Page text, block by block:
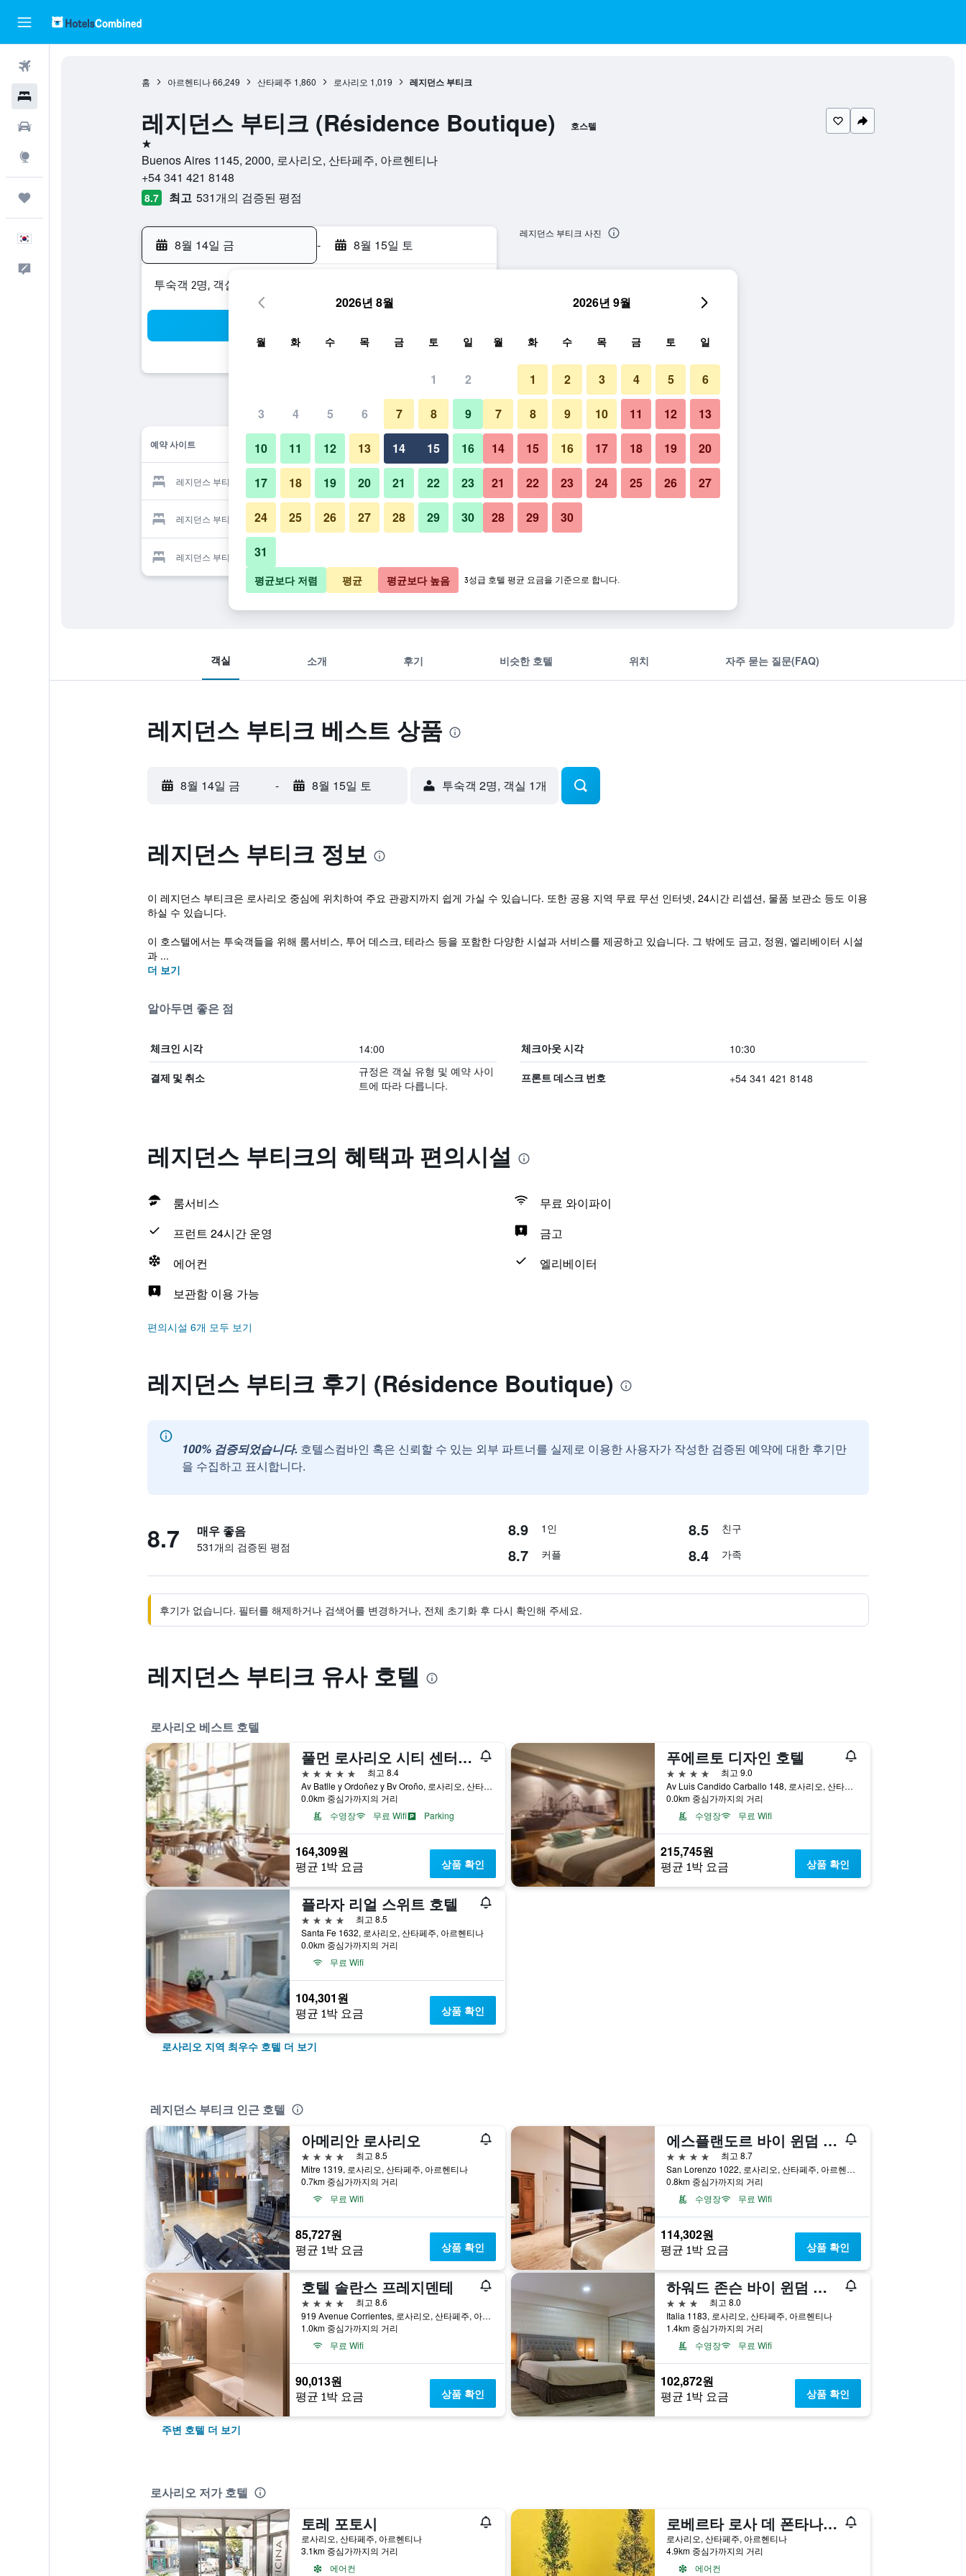
홈 아르헨티나 66,249 산타페주 1,860 로사리오 1,019 레지던스 부티크
레지던스 부티크 (Résidence Boutique) 호스텔
1성급
Buenos Aires 1145, 2000, 로사리오, 산타페주, 아르헨티나
+54 341 421 8148
8.7 최고 531개의 검증된 평점
8월 14일 금 - 8월 15일 토
​투숙객 2​명, ​객실 1개
예약 사이트
레지던스 부티크 예약 업체 요금 보기
레지던스 부티크 예약 업체 요금 보기
레지던스 부티크 예약 업체
레지던스 부티크 사진
객실 소개 후기 비슷한 호텔 위치 자주 묻는 질문(FAQ)
레지던스 부티크 베스트 상품
8월 14일 금 - 8월 15일 토 ​투숙객 2​명, ​객실 1개
레지던스 부티크 정보
이 레지던스 부티크은 로사리오 중심에 위치하여 주요 관광지까지 쉽게 가실 수 있습니다. 또한 공용 지역 무료 무선 인터넷, 24시간 리셉션, 물품 보관소 등도 이용
하실 수 있습니다.
이 호스텔에서는 투숙객들을 위해 룸서비스, 투어 데스크, 테라스 등을 포함한 다양한 시설과 서비스를 제공하고 있습니다. 그 밖에도 금고, 정원, 엘리베이터 시설
과 ...
더 보기
알아두면 좋은 점
체크인 시각 14:00 체크아웃 시각 10:30
결제 및 취소
규정은 객실 유형 및 예약 사이
트에 따라 다릅니다.
프론트 데스크 번호 +54 341 421 8148
레지던스 부티크의 혜택​과 편의시설
룸서비스
무료 와이파이
프런트 24시간 운영
금고
에어컨
엘리베이터
보관함 이용 가능
편의시설 6개 모두 보기
레지던스 부티크 후기 (Résidence Boutique)
100% 검증되었습니다. 호텔스컴바인 혹은 신뢰할 수 있는 외부 파트너를 실제로 이용한 사용자가 작성한 검증된 예약에 대한 후기만
을 수집하고 표시합니다.
8.7 매우 좋음
531개의 검증된 평점
8.9 1인 8.5 친구
8.7 커플 8.4 가족
후기가 없습니다. 필터를 해제하거나 검색어를 변경하거나, 전체 초기화 후 다시 확인해 주세요.
레지던스 부티크 유사 호텔
로사리오 베스트 호텔
풀먼 로사리오 시티 센터 호텔
5성급
최고 8.4
Av Batlle y Ordoñez y Bv Oroño, 로사리오, 산타페주, 아르헨티나
0.0km 중심가까지의 거리
수영장
무료 Wifi Parking
164,309원
평균 1박 요금 상품 확인
푸에르토 디자인 호텔
4성급
최고 9.0
Av Luis Candido Carballo 148, 로사리오, 산타페주, 아르헨티나
0.0km 중심가까지의 거리
수영장
무료 Wifi
215,745원
평균 1박 요금 상품 확인
플라자 리얼 스위트 호텔
4성급
최고 8.5
Santa Fe 1632, 로사리오, 산타페주, 아르헨티나
0.0km 중심가까지의 거리
무료 Wifi
104,301원
평균 1박 요금 상품 확인
로사리오 지역 최우수 호텔 더 보기
레지던스 부티크 인근 호텔
아메리안 로사리오
4성급
최고 8.5
Mitre 1319, 로사리오, 산타페주, 아르헨티나
0.7km 중심가까지의 거리
무료 Wifi
85,727원
평균 1박 요금 상품 확인
에스플랜도르 바이 윈덤 사보이 로사리오
4성급
최고 8.7
San Lorenzo 1022, 로사리오, 산타페주, 아르헨티나
0.8km 중심가까지의 거리
수영장
무료 Wifi
114,302원
평균 1박 요금 상품 확인
호텔 솔란스 프레지덴테
4성급
최고 8.6
919 Avenue Corrientes, 로사리오, 산타페주, 아르헨티나
1.0km 중심가까지의 거리
무료 Wifi
90,013원
평균 1박 요금 상품 확인
하워드 존슨 바이 윈덤 로사리오
3성급
최고 8.0
Italia 1183, 로사리오, 산타페주, 아르헨티나
1.4km 중심가까지의 거리
수영장
무료 Wifi
102,872원
평균 1박 요금 상품 확인
주변 호텔 더 보기
로사리오 저가 호텔
토레 포토시
로사리오, 산타페주, 아르헨티나
3.1km 중심가까지의 거리
에어컨
로베르타 로사 데 폰타나 스위트
로사리오, 산타페주, 아르헨티나
4.9km 중심가까지의 거리
에어컨
2026년 8월
월 화 수 목 금 토 일
1 2
3 4 5 6 7 8 9
10 11 12 13 14 15 16
17 18 19 20 21 22 23
24 25 26 27 28 29 30
31
2026년 9월
월 화 수 목 금 토 일
1 2 3 4 5 6
7 8 9 10 11 12 13
14 15 16 17 18 19 20
21 22 23 24 25 26 27
28 29 30
평균보다 저렴 평균 평균보다 높음 3성급 호텔 평균 요금을 기준으로 합니다.